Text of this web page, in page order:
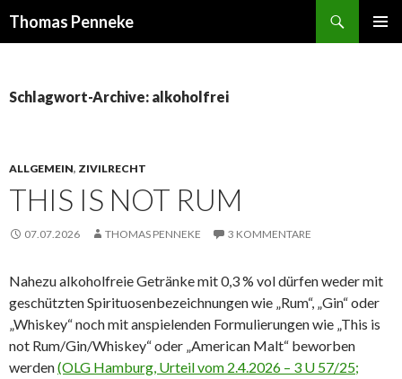
Thomas Penneke
Schlagwort-Archive: alkoholfrei
ALLGEMEIN, ZIVILRECHT
THIS IS NOT RUM
07.07.2026 THOMAS PENNEKE 3 KOMMENTARE
Nahezu alkoholfreie Getränke mit 0,3 % vol dürfen weder mit
geschützten Spirituosenbezeichnungen wie „Rum“, „Gin“ oder
„Whiskey“ noch mit anspielenden Formulierungen wie „This is
not Rum/Gin/Whiskey“ oder „American Malt“ beworben
werden(OLG Hamburg, Urteil vom 2.4.2026 – 3 U 57/25;